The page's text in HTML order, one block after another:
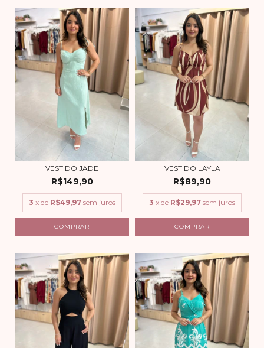
VESTIDO JADE
R$149,90
3 x de R$49,97 sem juros
COMPRAR
VESTIDO LAYLA
R$89,90
3 x de R$29,97 sem juros
COMPRAR